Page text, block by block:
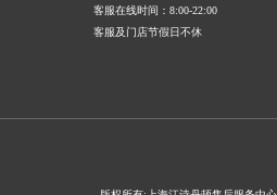
客服在线时间：8:00-22:00
客服及门店节假日不休